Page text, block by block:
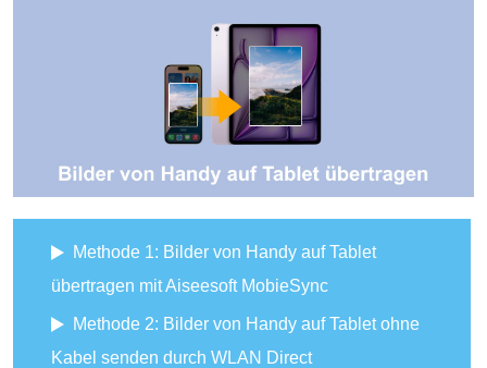
Methode 1: Bilder von Handy auf Tablet
übertragen mit Aiseesoft MobieSync
Methode 2: Bilder von Handy auf Tablet ohne
Kabel senden durch WLAN Direct